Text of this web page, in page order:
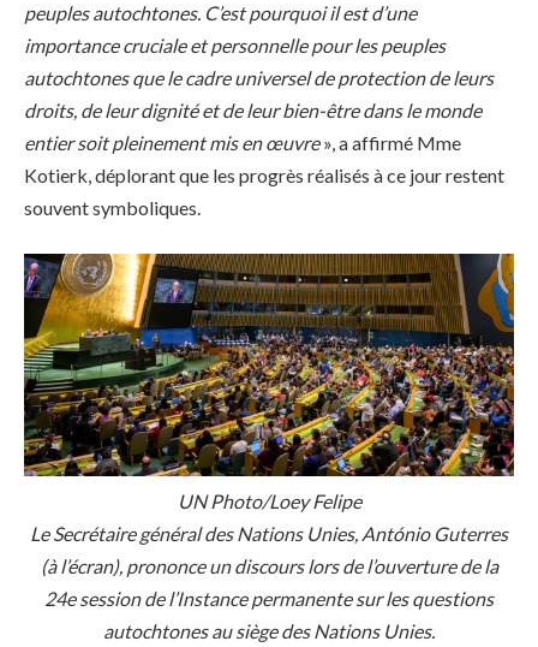
peuples autochtones. C’est pourquoi il est d’une
importance cruciale et personnelle pour les peuples
autochtones que le cadre universel de protection de leurs
droits, de leur dignité et de leur bien-être dans le monde
entier soit pleinement mis en œuvre», a affirmé Mme
Kotierk, déplorant que les progrès réalisés à ce jour restent
souvent symboliques.
UN Photo/Loey Felipe
Le Secrétaire général des Nations Unies, António Guterres
(à l’écran), prononce un discours lors de l’ouverture de la
24e session de l’Instance permanente sur les questions
autochtones au siège des Nations Unies.